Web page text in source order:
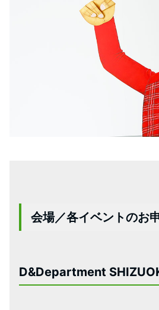
会場／各イベントのお
D&Department